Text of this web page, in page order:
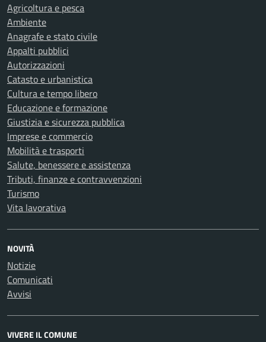
Agricoltura e pesca
Ambiente
Anagrafe e stato civile
Appalti pubblici
Autorizzazioni
Catasto e urbanistica
Cultura e tempo libero
Educazione e formazione
Giustizia e sicurezza pubblica
Imprese e commercio
Mobilità e trasporti
Salute, benessere e assistenza
Tributi, finanze e contravvenzioni
Turismo
Vita lavorativa
NOVITÀ
Notizie
Comunicati
Avvisi
VIVERE IL COMUNE